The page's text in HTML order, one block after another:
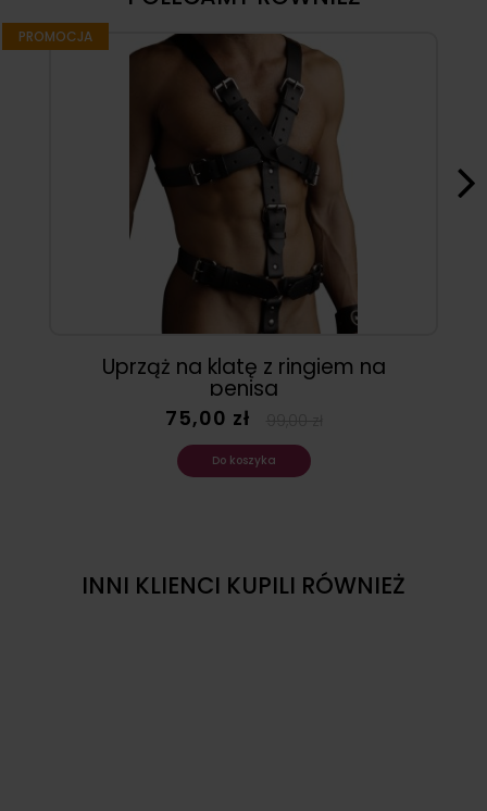
Uprząż na klatę z ringiem na
penisa
75,00 zł
Do koszyka
PROMOCJA
INNI KLIENCI KUPILI RÓWNIEŻ